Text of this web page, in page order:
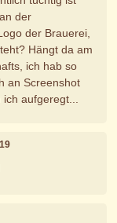
der
der Brauerei,
Hängt da am
ich hab so
an Screenshot
aufgeregt...